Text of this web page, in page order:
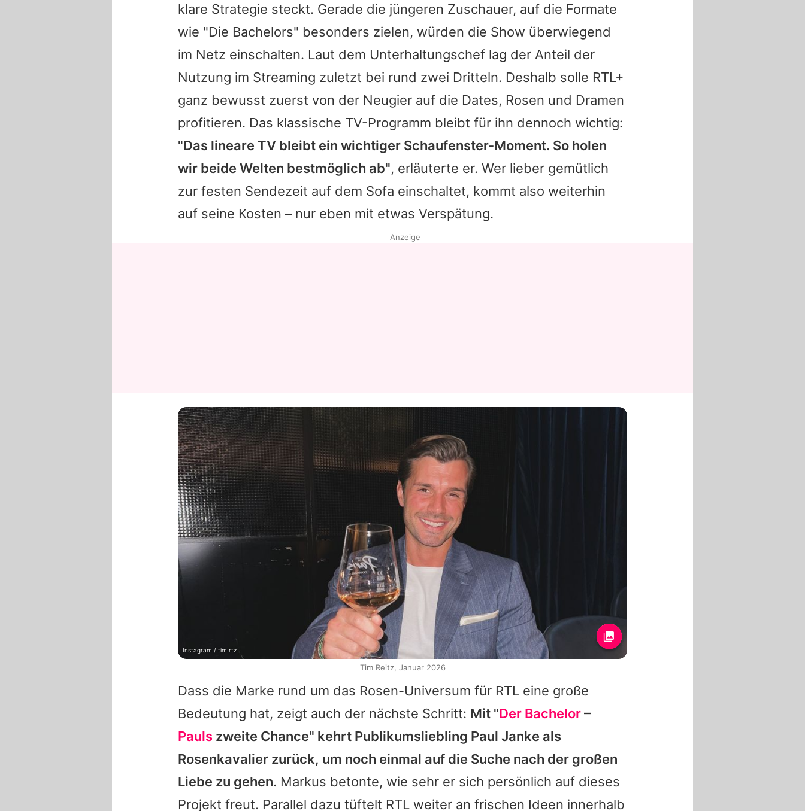
klare Strategie steckt. Gerade die jüngeren Zuschauer, auf die Formate
wie "Die Bachelors" besonders zielen, würden die Show überwiegend
im Netz einschalten. Laut dem Unterhaltungschef lag der Anteil der
Nutzung im Streaming zuletzt bei rund zwei Dritteln. Deshalb solle RTL+
ganz bewusst zuerst von der Neugier auf die Dates, Rosen und Dramen
profitieren. Das klassische TV-Programm bleibt für ihn dennoch wichtig:
"Das lineare TV bleibt ein wichtiger Schaufenster-Moment. So holen
wir beide Welten bestmöglich ab", erläuterte er. Wer lieber gemütlich
zur festen Sendezeit auf dem Sofa einschaltet, kommt also weiterhin
auf seine Kosten – nur eben mit etwas Verspätung.
Dass die Marke rund um das Rosen-Universum für RTL eine große
Bedeutung hat, zeigt auch der nächste Schritt: Mit "Der Bachelor–
Pauls zweite Chance" kehrt Publikumsliebling Paul Janke als
Rosenkavalier zurück, um noch einmal auf die Suche nach der großen
Liebe zu gehen. Markus betonte, wie sehr er sich persönlich auf dieses
Projekt freut. Parallel dazu tüftelt RTL weiter an frischen Ideen innerhalb
Anzeige
Instagram / tim.rtz
Tim Reitz, Januar 2026